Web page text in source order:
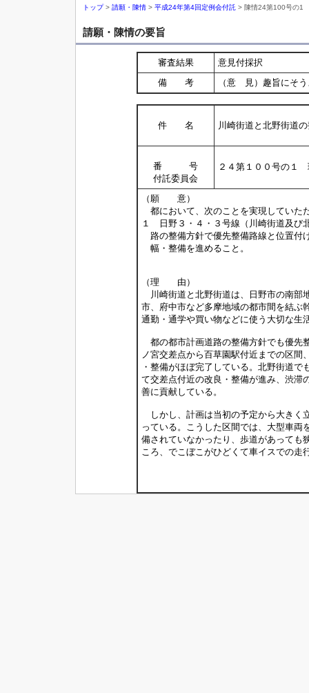
トップ> 請願・陳情 > 平成24年第4回定例会付託 > 陳情24第100号の1
請願・陳情の要旨
審査結果
意見付採択
備 考
（意 見）趣旨にそ
件 名 川崎街道と北野街道
番 号
付託委員会
２４第１００号の
（願 意）
都において、次のことを実現していた
１ 日野３・４・３号線（川崎街道及び
路の整備方針で優先整備路線と位置
幅・整備を進めること。
（理 由）
川崎街道と北野街道は、日野市の南部
市、府中市など多摩地域の都市間を結ぶ
通勤・通学や買い物などに使う大切な生
都の都市計画道路の整備方針でも優先
ノ宮交差点から百草園駅付近までの区間
・整備がほぼ完了している。北野街道
て交差点付近の改良・整備が進み、渋滞
善に貢献している。
しかし、計画は当初の予定から大きく
っている。こうした区間では、大型車両
備されていなかったり、歩道があっても
ころ、でこぼこがひどくて車イスでの走